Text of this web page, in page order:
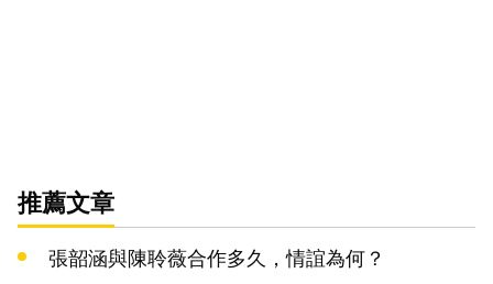
推薦文章
張韶涵與陳聆薇合作多久，情誼為何？